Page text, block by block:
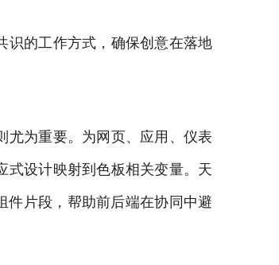
识的工作方式，确保创意在落地
尤为重要。为网页、应用、仪表
式设计映射到色板相关变量。天
件片段，帮助前后端在协同中避